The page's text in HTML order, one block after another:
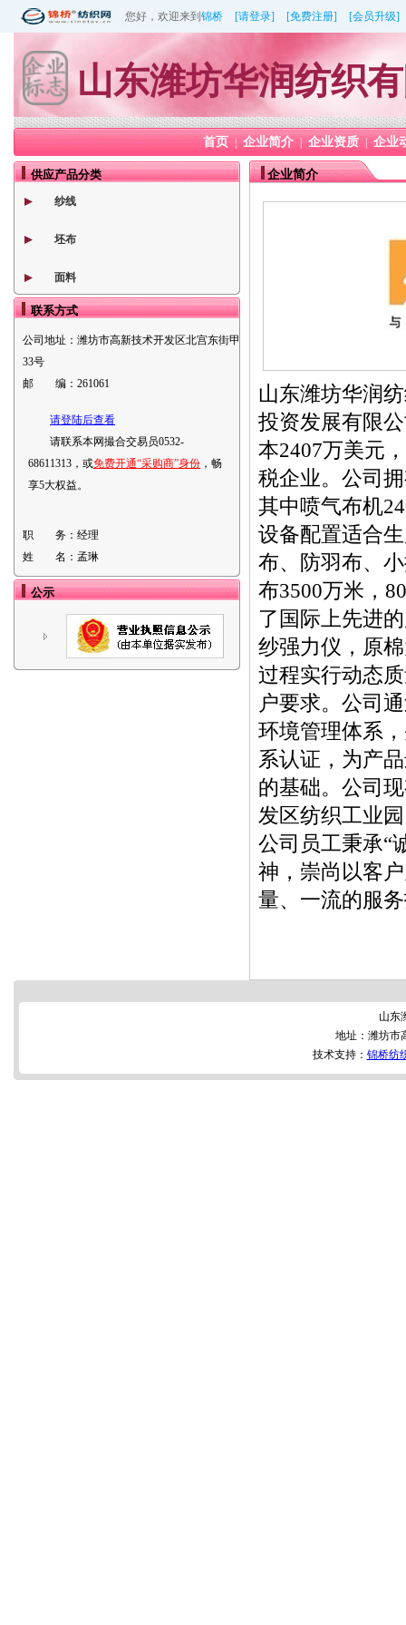
您好，欢迎来到 锦桥 [请登录] [免费注册] [会员升级]
山东潍坊华润纺织
首页 企业简介 | 企业资质 企业
供应产品分类
纱线
坯布
面料
联系方式
公司地址： 潍坊市高新技术开发区北宫东街甲
33号
邮 编： 261061
请登陆后查看
请联系本网撮合交易员0532-
68611313，或免费开通“采购商”身份 ，畅
享5大权益。
职 务： 经理
姓 名： 孟琳
公示
企业简介
山东潍坊华润
投资发展有限
本2407万美元
税企业。公司
其中喷气布机
设备配置适合
布、防羽布、
布3500万米，
了国际上先进
纱强力仪，原
过程实行动态
户要求。公司
环境管理体系
系认证，为产
的基础。公司
发区纺织工业
公司员工秉承“
神，崇尚以客
量、一流的服
山东
地址：潍坊市
技术支持： 锦桥纺